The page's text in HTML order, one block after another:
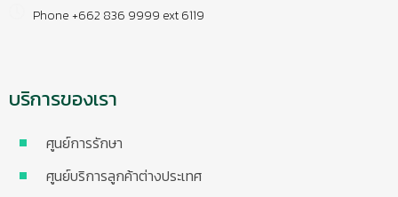
Phone +662 836 9999 ext 6119
บริการของเรา
ศูนย์การรักษา
ศูนย์บริการลูกค้าต่างประเทศ